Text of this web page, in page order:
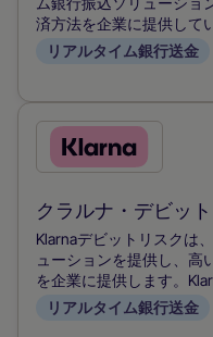
る
い
方
法
を
チ
ェ
ク
す
る
済方法を企業に提供して
ロジーを活用し、即時の
シュフローと顧客満足度
リアルタイム銀行送金
こ
の
支
払
い
方
法
クラルナ・デビッ
Klarnaデビットリスクは
ューションを提供し、高
を企業に提供します。
を活用して安全なトラン
ションはキャッシュフロ
リアルタイム銀行送金